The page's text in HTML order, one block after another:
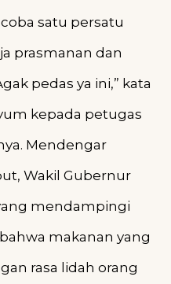
satu persatu
prasmanan dan
pedas ya ini,” kata
kepada petugas
Mendengar
Wakil Gubernur
mendampingi
makanan yang
rasa lidah orang